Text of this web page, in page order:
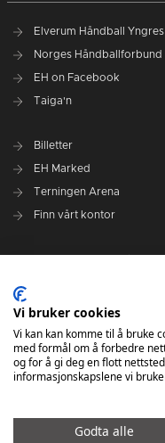
Elverum Håndball Yngres
Norges Håndballforbund
EH on Facebook
Taiga'n
Billetter
EH Marked
Terningen Arena
Finn vårt kontor
Administrasjonen i
Styre og utvalg
VARSLINGSRUTINER
Vi bruker cookies
Vi kan kan komme til å bruke
med formål om å forbedre
og for å gi deg en flott
informasjonskapslene vi
Godta alle